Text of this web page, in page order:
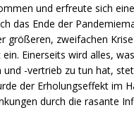
und erfreute sich
das Ende der
größeren, zweifachen
Einerseits wird alles,
und -vertrieb zu tun hat,
der Erholungseffekt im
durch die rasante